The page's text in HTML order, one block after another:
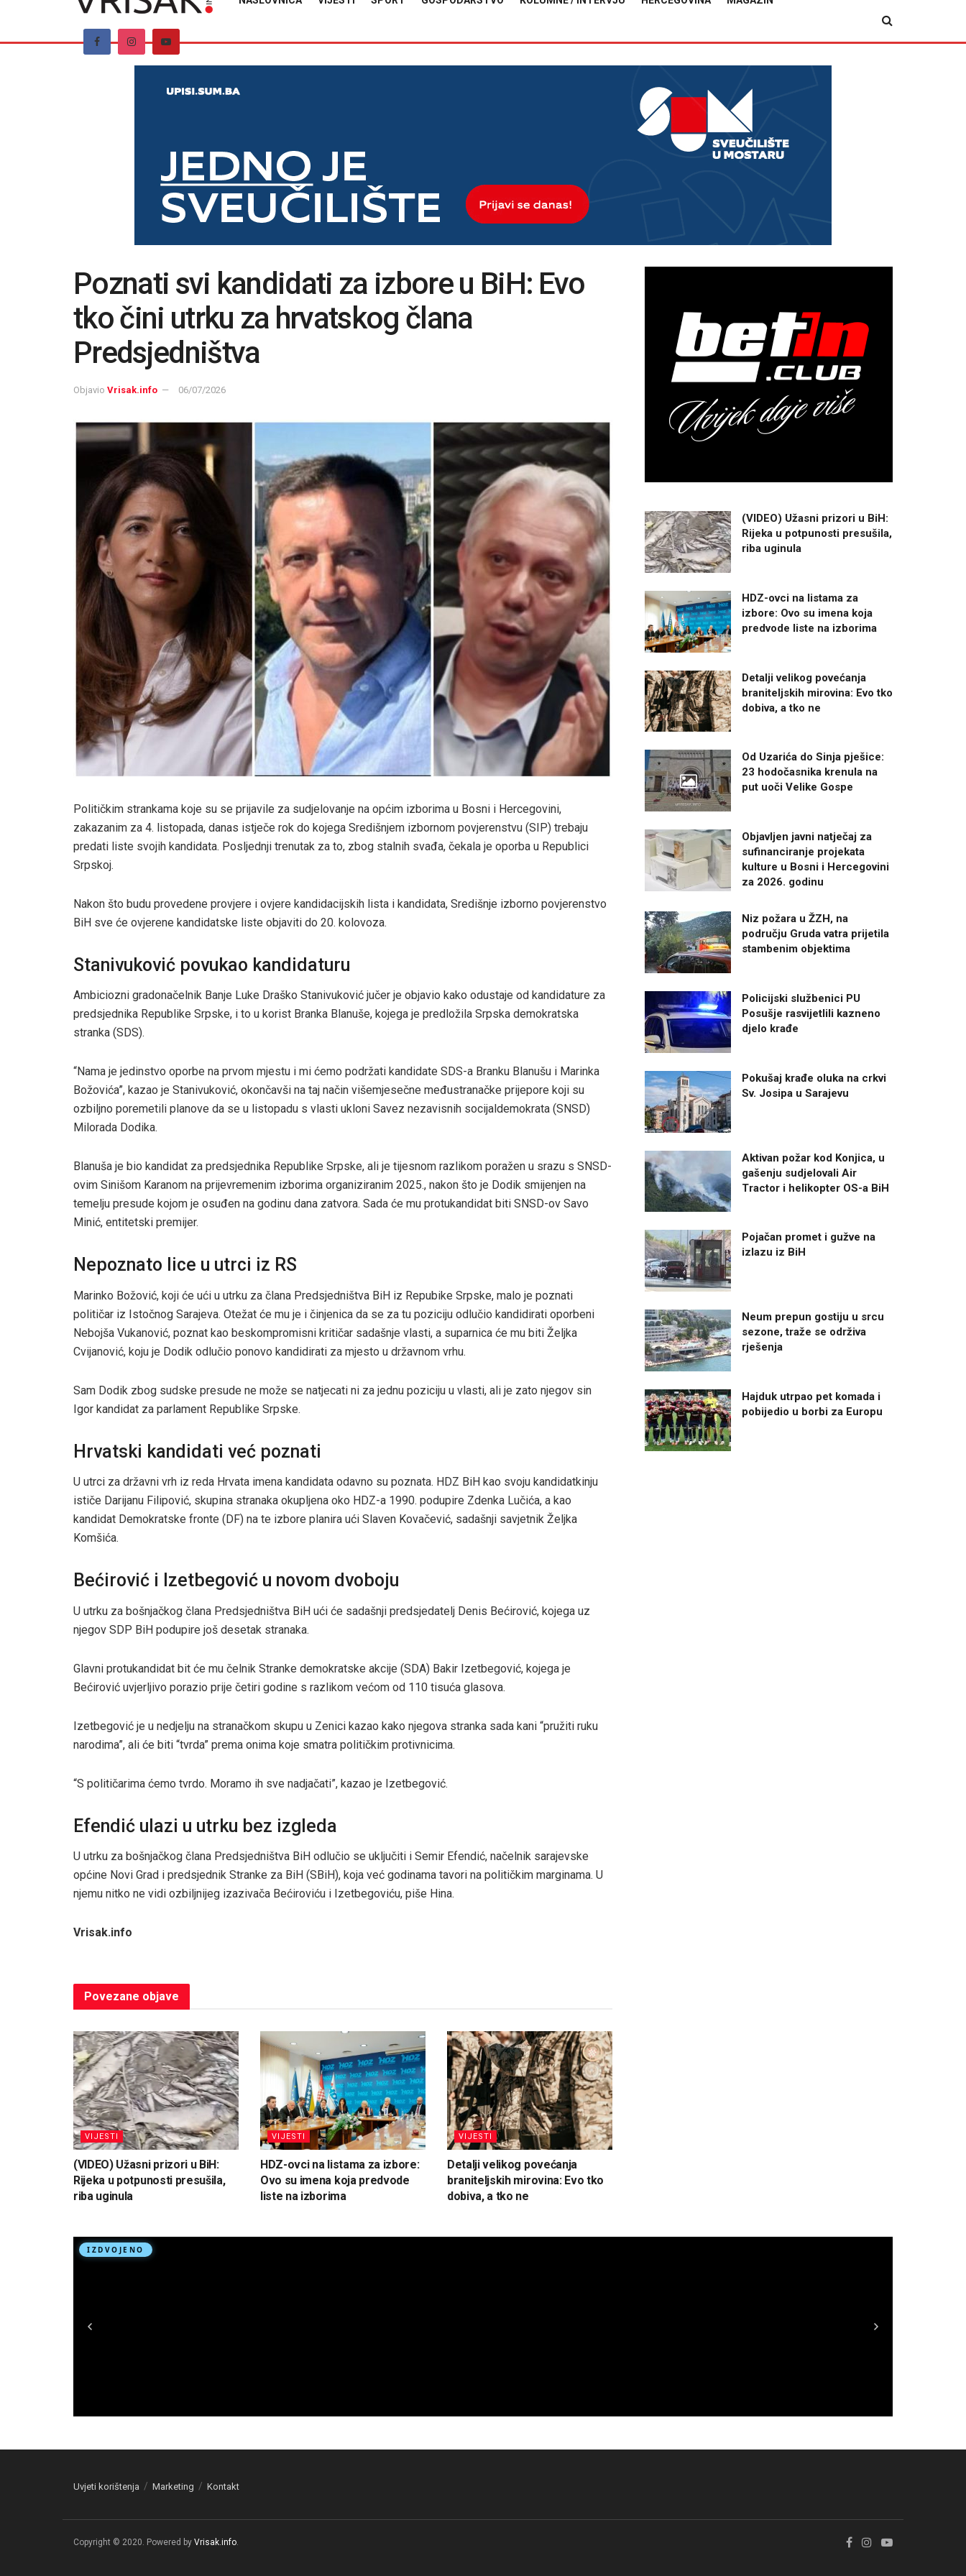
Poznati svi kandidati za izbore u BiH: Evo
tko čini utrku za hrvatskog člana
Predsjedništva
Objavio Vrisak.info 06/07/2026
Političkim strankama koje su se prijavile za sudjelovanje na općim izborima u Bosni i Hercegovini,
zakazanim za 4. listopada, danas istječe rok do kojega Središnjem izbornom povjerenstvu (SIP) trebaju
predati liste svojih kandidata. Posljednji trenutak za to, zbog stalnih svađa, čekala je oporba u Republici
Srpskoj.
Nakon što budu provedene provjere i ovjere kandidacijskih lista i kandidata, Središnje izborno povjerenstvo
BiH sve će ovjerene kandidatske liste objaviti do 20. kolovoza.
Stanivuković povukao kandidaturu
Ambiciozni gradonačelnik Banje Luke Draško Stanivuković jučer je objavio kako odustaje od kandidature za
predsjednika Republike Srpske, i to u korist Branka Blanuše, kojega je predložila Srpska demokratska
stranka (SDS).
“Nama je jedinstvo oporbe na prvom mjestu i mi ćemo podržati kandidate SDS-a Branku Blanušu i Marinka
Božovića”, kazao je Stanivuković, okončavši na taj način višemjesečne međustranačke prijepore koji su
ozbiljno poremetili planove da se u listopadu s vlasti ukloni Savez nezavisnih socijaldemokrata (SNSD)
Milorada Dodika.
Blanuša je bio kandidat za predsjednika Republike Srpske, ali je tijesnom razlikom poražen u srazu s SNSD-
ovim Sinišom Karanom na prijevremenim izborima organiziranim 2025., nakon što je Dodik smijenjen na
temelju presude kojom je osuđen na godinu dana zatvora. Sada će mu protukandidat biti SNSD-ov Savo
Minić, entitetski premijer.
Nepoznato lice u utrci iz RS
Marinko Božović, koji će ući u utrku za člana Predsjedništva BiH iz Repubike Srpske, malo je poznati
političar iz Istočnog Sarajeva. Otežat će mu je i činjenica da se za tu poziciju odlučio kandidirati oporbeni
Nebojša Vukanović, poznat kao beskompromisni kritičar sadašnje vlasti, a suparnica će mu biti Željka
Cvijanović, koju je Dodik odlučio ponovo kandidirati za mjesto u državnom vrhu.
Sam Dodik zbog sudske presude ne može se natjecati ni za jednu poziciju u vlasti, ali je zato njegov sin
Igor kandidat za parlament Republike Srpske.
Hrvatski kandidati već poznati
U utrci za državni vrh iz reda Hrvata imena kandidata odavno su poznata. HDZ BiH kao svoju kandidatkinju
ističe Darijanu Filipović, skupina stranaka okupljena oko HDZ-a 1990. podupire Zdenka Lučića, a kao
kandidat Demokratske fronte (DF) na te izbore planira ući Slaven Kovačević, sadašnji savjetnik Željka
Komšića.
Bećirović i Izetbegović u novom dvoboju
U utrku za bošnjačkog člana Predsjedništva BiH ući će sadašnji predsjedatelj Denis Bećirović, kojega uz
njegov SDP BiH podupire još desetak stranaka.
Glavni protukandidat bit će mu čelnik Stranke demokratske akcije (SDA) Bakir Izetbegović, kojega je
Bećirović uvjerljivo porazio prije četiri godine s razlikom većom od 110 tisuća glasova.
Izetbegović je u nedjelju na stranačkom skupu u Zenici kazao kako njegova stranka sada kani “pružiti ruku
narodima”, ali će biti “tvrda” prema onima koje smatra političkim protivnicima.
“S političarima ćemo tvrdo. Moramo ih sve nadjačati”, kazao je Izetbegović.
Efendić ulazi u utrku bez izgleda
U utrku za bošnjačkog člana Predsjedništva BiH odlučio se uključiti i Semir Efendić, načelnik sarajevske
općine Novi Grad i predsjednik Stranke za BiH (SBiH), koja već godinama tavori na političkim marginama. U
njemu nitko ne vidi ozbiljnijeg izazivača Bećiroviću i Izetbegoviću, piše Hina.
Vrisak.info
Povezane objave
VIJESTI
(VIDEO) Užasni prizori u BiH:
Rijeka u potpunosti presušila,
riba uginula
VIJESTI
HDZ-ovci na listama za izbore:
Ovo su imena koja predvode
liste na izborima
VIJESTI
Detalji velikog povećanja
braniteljskih mirovina: Evo tko
dobiva, a tko ne
(VIDEO) Užasni prizori u BiH:
Rijeka u potpunosti presušila,
riba uginula
HDZ-ovci na listama za
izbore: Ovo su imena koja
predvode liste na izborima
Detalji velikog povećanja
braniteljskih mirovina: Evo tko
dobiva, a tko ne
Od Uzarića do Sinja pješice:
23 hodočasnika krenula na
put uoči Velike Gospe
Objavljen javni natječaj za
sufinanciranje projekata
kulture u Bosni i Hercegovini
za 2026. godinu
Niz požara u ŽZH, na
području Gruda vatra prijetila
stambenim objektima
Policijski službenici PU
Posušje rasvijetlili kazneno
djelo krađe
Pokušaj krađe oluka na crkvi
Sv. Josipa u Sarajevu
Aktivan požar kod Konjica, u
gašenju sudjelovali Air
Tractor i helikopter OS-a BiH
Pojačan promet i gužve na
izlazu iz BiH
Neum prepun gostiju u srcu
sezone, traže se održiva
rješenja
Hajduk utrpao pet komada i
pobijedio u borbi za Europu
Uvjeti korištenja Marketing Kontakt
Copyright © 2020. Powered by Vrisak.info